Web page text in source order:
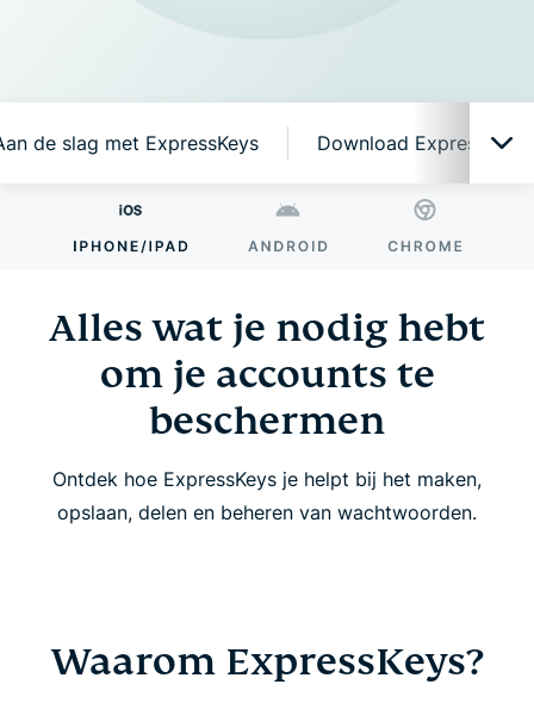
de slag met ExpressKeys Download
Alles wat je nodig hebt om je accounts te
Waarom ExpressKeys?
Slimme functies, eenvoudig in gebruik
Aan de slag met ExpressKeys
Alles wat je nodig hebt
om je accounts te
beschermen
Ontdek hoe ExpressKeys je helpt bij het maken,
opslaan, delen en beheren van wachtwoorden.
Waarom ExpressKeys?